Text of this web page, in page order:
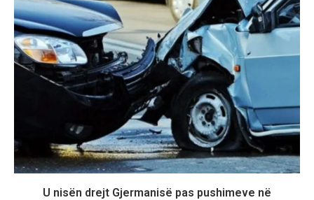
U nisën drejt Gjermanisë pas pushimeve në